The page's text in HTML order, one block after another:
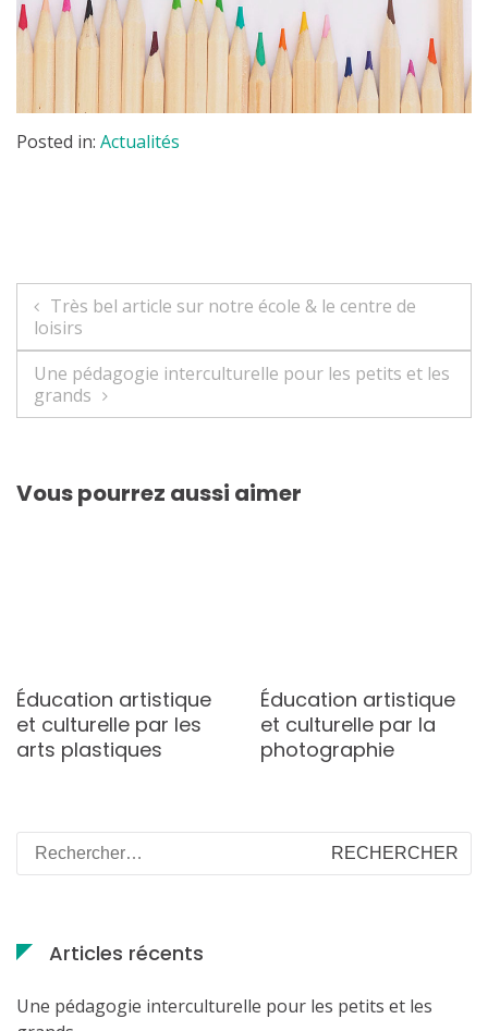
Posted in: Actualités
Navigation
de
l’article
Très bel article sur notre école & le centre de
loisirs
Une pédagogie interculturelle pour les petits et les
grands
Vous pourrez aussi aimer
Éducation artistique
et culturelle par les
arts plastiques
Éducation artistique
et culturelle par la
photographie
Rechercher :
Articles récents
Une pédagogie interculturelle pour les petits et les